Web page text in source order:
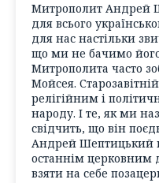
Митрополит Андрей
для всього
для нас настільки
що ми не бачимо
Митрополита часто
Мойсея.
релігійним і
народу. І те, як ми
свідчить, що він
Андрей Шептицький
останнім церковним
взяти на себе